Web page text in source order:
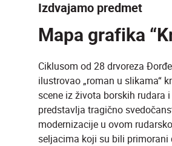
Izdvajamo predmet
Mapa grafika
Ciklusom od 28 drvoreza
ilustrovao „roman u slikama“
scene iz života borskih rudara
predstavlja tragično
modernizacije u ovom
seljacima koji su bili primorani